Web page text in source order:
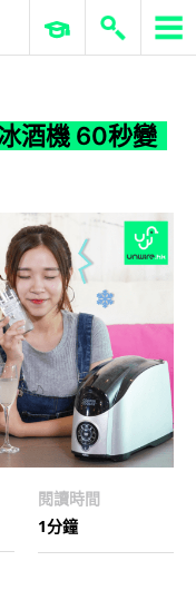
ERP 與商業 AI
酒機 60秒變
閱讀時間
1分鐘